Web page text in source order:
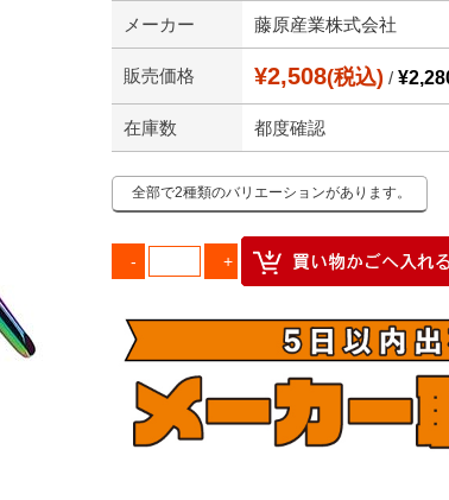
メーカー 藤原産業株式会社
販売価格 ¥2,508(税込) /
在庫数 都度確認
全部で2種類のバリエーションがあります。